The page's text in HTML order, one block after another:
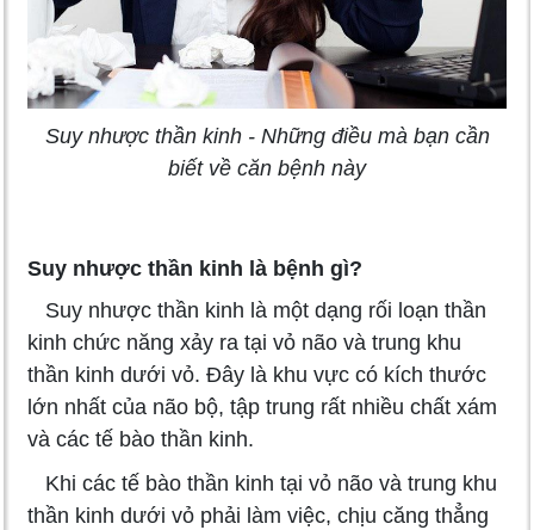
Suy nhược thần kinh - Những điều mà bạn cần
biết về căn bệnh này
Suy nhược thần kinh là bệnh gì?
Suy nhược thần kinh là một dạng rối loạn thần
kinh chức năng xảy ra tại vỏ não và trung khu
thần kinh dưới vỏ. Đây là khu vực có kích thước
lớn nhất của não bộ, tập trung rất nhiều chất xám
và các tế bào thần kinh.
Khi các tế bào thần kinh tại vỏ não và trung khu
thần kinh dưới vỏ phải làm việc, chịu căng thẳng